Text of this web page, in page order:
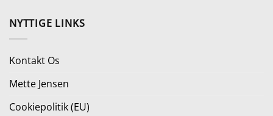
NYTTIGE LINKS
Kontakt Os
Mette Jensen
Cookiepolitik (EU)